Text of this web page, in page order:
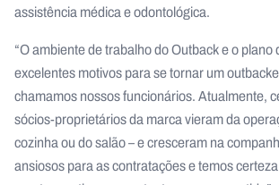
assistência médica e odontológica.
“O ambiente de trabalho do Outback e o plano
excelentes motivos para se tornar um
chamamos nossos funcionários. Atualmente,
sócios-proprietários da marca vieram da
cozinha ou do salão – e cresceram na
ansiosos para as contratações e temos